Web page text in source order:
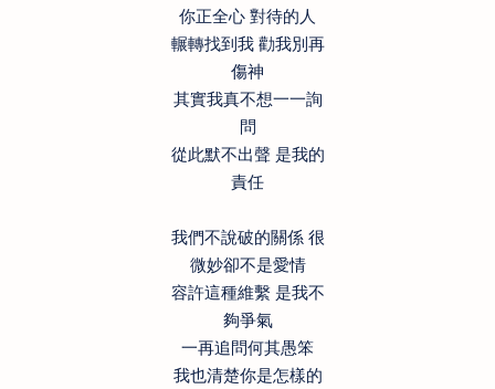
你正全心 對待的人
輾轉找到我 勸我別再
傷神
其實我真不想一一詢
問
從此默不出聲 是我的
責任
我們不說破的關係 很
微妙卻不是愛情
容許這種維繫 是我不
夠爭氣
一再追問何其愚笨
我也清楚你是怎樣的